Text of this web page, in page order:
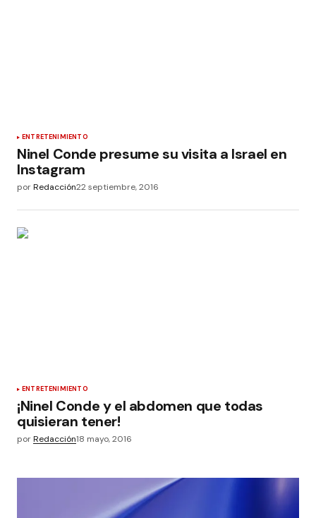
ENTRETENIMIENTO
Ninel Conde presume su visita a Israel en
Instagram
porRedacción22 septiembre, 2016
ENTRETENIMIENTO
¡Ninel Conde y el abdomen que todas
quisieran tener!
porRedacción18 mayo, 2016